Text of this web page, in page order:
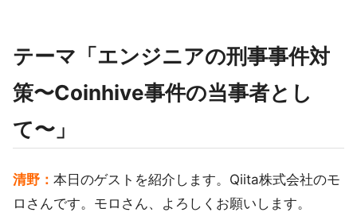
テーマ「エンジニアの刑事事件対
策〜Coinhive事件の当事者とし
て〜」
清野： 本日のゲストを紹介します。Qiita株式会社のモ
ロさんです。モロさん、よろしくお願いします。